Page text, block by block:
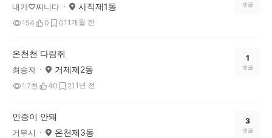
내가♡찌니다 사직제1동
154 0 011개월 전
댓글
온천천 다람쥐
최송자 거제제2동
1.7천 40 21 1년 전
1
댓글
인증이 안돼
거무시 온천제3동
3
댓글